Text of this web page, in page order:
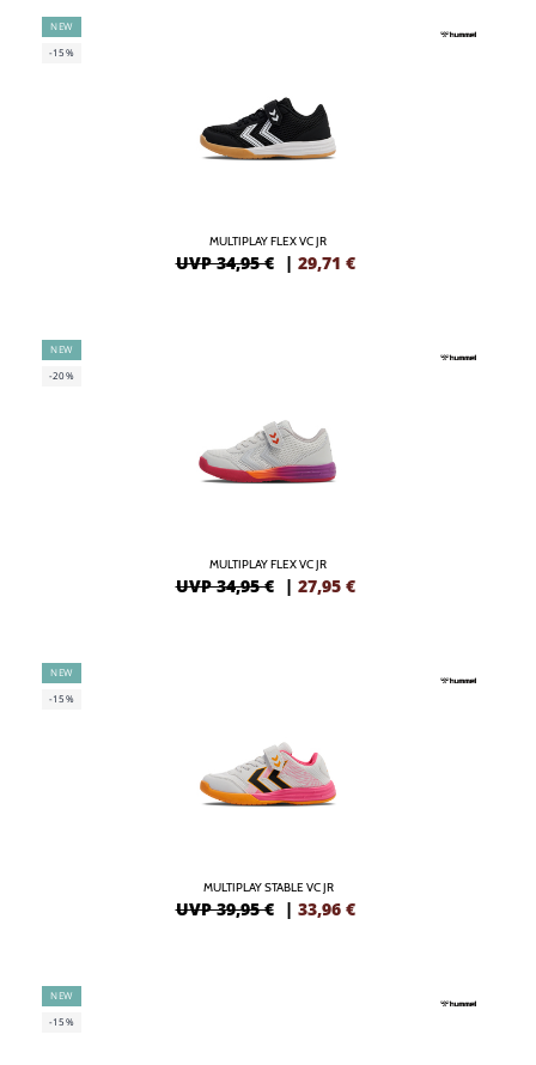
NEW
-15%
MULTIPLAY FLEX VC JR
UVP 34,95 € | 29,71 €
NEW
-20%
MULTIPLAY FLEX VC JR
UVP 34,95 € | 27,95 €
NEW
-15%
MULTIPLAY STABLE VC JR
UVP 39,95 € | 33,96 €
NEW
-15%